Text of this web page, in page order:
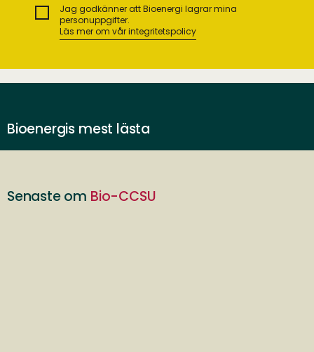
Jag godkänner att Bioenergi lagrar mina
personuppgifter.
Läs mer om vår integritetspolicy
Bioenergis mest lästa
Senaste om Bio-CCSU